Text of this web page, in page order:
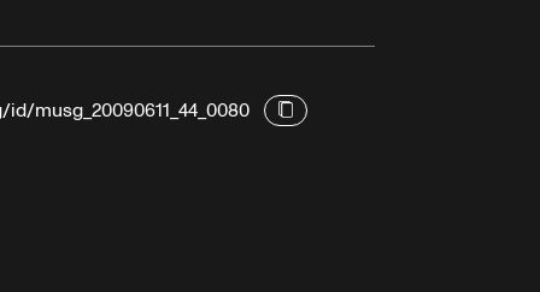
musg_20090611_44_0080